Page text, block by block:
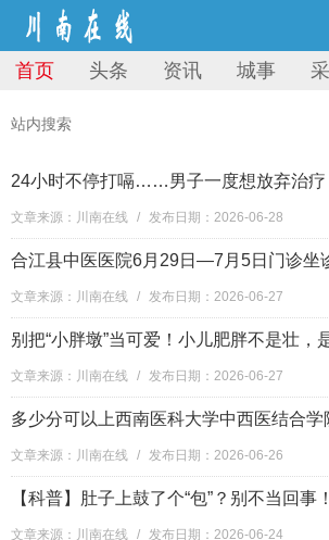
首页 头条 资讯 城事
24小时不停打嗝……男子一度想放弃治疗
文章来源：川南在线 / 发布日期：2026-06-28
文章来源：川南在线 / 发布日期：2026-06-27
文章来源：川南在线 / 发布日期：2026-06-27
多少分可以上西南医科大学中西医结合学
文章来源：川南在线 / 发布日期：2026-06-26
【科普】肚子上鼓了个“包”？别不当回事！
文章来源：川南在线 / 发布日期：2026-06-24